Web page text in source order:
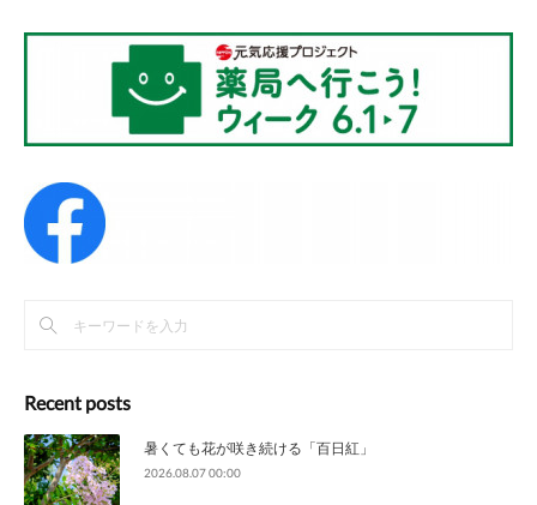
Recent posts
暑くても花が咲き続ける「百日紅」
2026.08.07 00:00